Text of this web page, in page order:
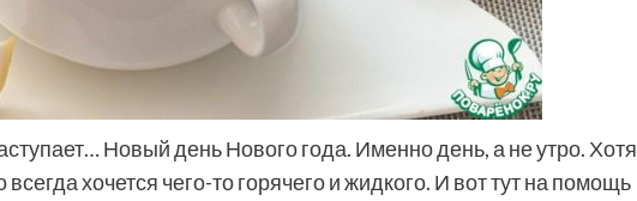
Новый день Нового года. Именно день, а не утро. Хотя
хочется чего-то горячего и жидкого. И вот тут на помощь